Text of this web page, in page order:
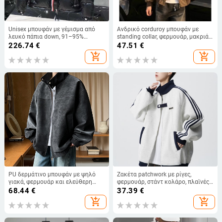
Unisex μπουφάν με γέμισμα από
λευκό πάπια down, 91–95%
περιεκτικότητα σε down, 750 fill
power, εξωτερικό νάιλον ύφασμα,
αεροστεγές με φερμουάρ
226.74 €
add_shopping_cart
Ανδρικό corduroy μπουφάν με
standing collar, φερμουάρ, μακριά
μανίκια, πλαϊνές τσέπες
47.51 €
add_shopping_cart
PU δερμάτινο μπουφάν με ψηλό
γιακά, φερμουάρ και ελεύθερη
γραμμή — Άνοιξη 2025
68.44€
add_shopping_cart
Ζακέτα patchwork με ρίγες,
φερμουάρ, στάντ κολάρο, πλαϊνές
τσέπες
37.39 €
add_shopping_cart